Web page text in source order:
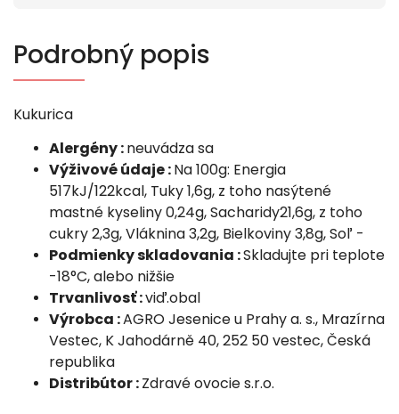
Podrobný popis
Kukurica
Alergény :neuvádza sa
Výživové údaje :Na 100g: Energia
517kJ/122kcal, Tuky 1,6g, z toho nasýtené
mastné kyseliny 0,24g, Sacharidy21,6g, z toho
cukry 2,3g, Vláknina 3,2g, Bielkoviny 3,8g, Soľ -
Podmienky skladovania :Skladujte pri teplote
-18°C, alebo nižšie
Trvanlivosť :viď.obal
Výrobca :AGRO Jesenice u Prahy a. s., Mrazírna
Vestec, K Jahodárně 40, 252 50 vestec, Česká
republika
Distribútor :Zdravé ovocie s.r.o.